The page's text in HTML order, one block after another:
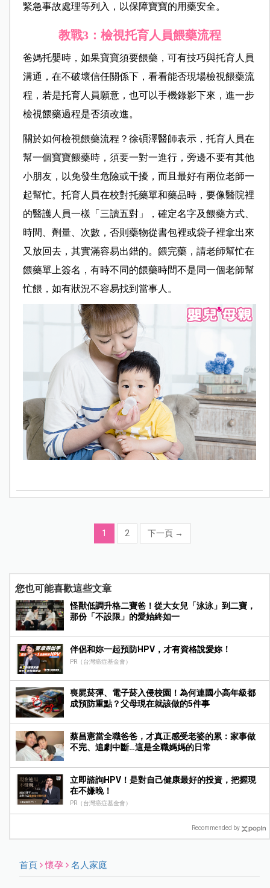
緊急事故處理等列入，以保障寶寶的用藥安全。
教戰3：檢視托育人員餵藥流程
爸媽托嬰時，如果寶寶須要餵藥，可有技巧與托育人員
溝通，在不破壞信任關係下，看看能否現場檢視餵藥流
程，若是托育人員願意，也可以手機錄影下來，進一步
檢視餵藥過程是否須改進。
關於如何檢視餵藥流程？徐碩澤醫師表示，托育人員在
幫一個寶寶餵藥時，須要一對一進行，旁邊不要有其他
小朋友，以免發生危險或干擾，而且最好有兩位老師一
起幫忙。托育人員在校對托藥單和藥品時，要像醫院裡
的醫護人員一樣「三讀五對」，確定名字及餵藥方式、
時間、劑量、次數，否則藥物從書包裡或袋子裡拿出來
又放回去，其實滿容易出錯的。餵完藥，請老師幫忙在
餵藥單上簽名，有時不同的餵藥時間不是同一個老師幫
忙餵，如有狀況不容易找到當事人。
1 2 下一頁 →
您也可能喜歡這些文章
怪獸低調升格二寶爸！從大女兒「泳泳」到二寶，
那份「不設限」的愛始終如一
伴侶和妳一起預防HPV，才有資格說愛妳！
PR（台灣癌症基金會）
喪屍菸彈、電子菸入侵校園！為何連國小高年級都
成預防重點？父母現在就該做的5件事
蔡昌憲當全職爸爸，才真正感受老婆的累：家事做
不完、追劇中斷…這是全職媽媽的日常
立即諮詢HPV！是對自己健康最好的投資，把握現
在不嫌晚！
PR（台灣癌症基金會）
Recommended by
首頁 懷孕 名人家庭